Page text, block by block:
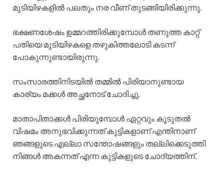
മുടിയിഴകളിൽ പലതും നര വീണ് തുടങ്ങിയിരിക്കുന്നു.
ഭക്ഷണശേഷം ഉമ്മറത്തിരിക്കുമ്പോൾ തണുത്ത കാറ്റ്
പതിയെ മുടിയിഴകളെ തഴുകിത്തലോടി കടന്ന്
പോകുന്നുണ്ടായിരുന്നു.
സംസാരത്തിനിടയിൽ തമ്മിൽ പിരിയാനുണ്ടായ
കാര്യം മക്കൾ അച്ഛനോട് ചോദിച്ചു.
മാതാപിതാക്കൾ പിരിയുമ്പോൾ ഏറ്റവും കൂടുതൽ
വിഷമം അനുഭവിക്കുന്നത് കുട്ടികളാണ് എന്തിനാണ്
ഞങ്ങളുടെ എല്ലാ സന്തോഷങ്ങളും തല്ലിക്കെടുത്തി
നിങ്ങൾ അകന്നത് എന്ന കുട്ടികളുടെ ചോദ്യത്തിന്.